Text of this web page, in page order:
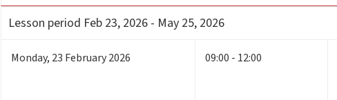
Lesson period Feb 23, 2026 - May 25, 2026
Monday, 23 February 2026 09:00 - 12:00